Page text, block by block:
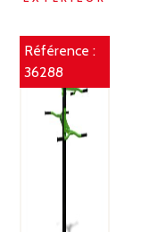
Référence :
36288